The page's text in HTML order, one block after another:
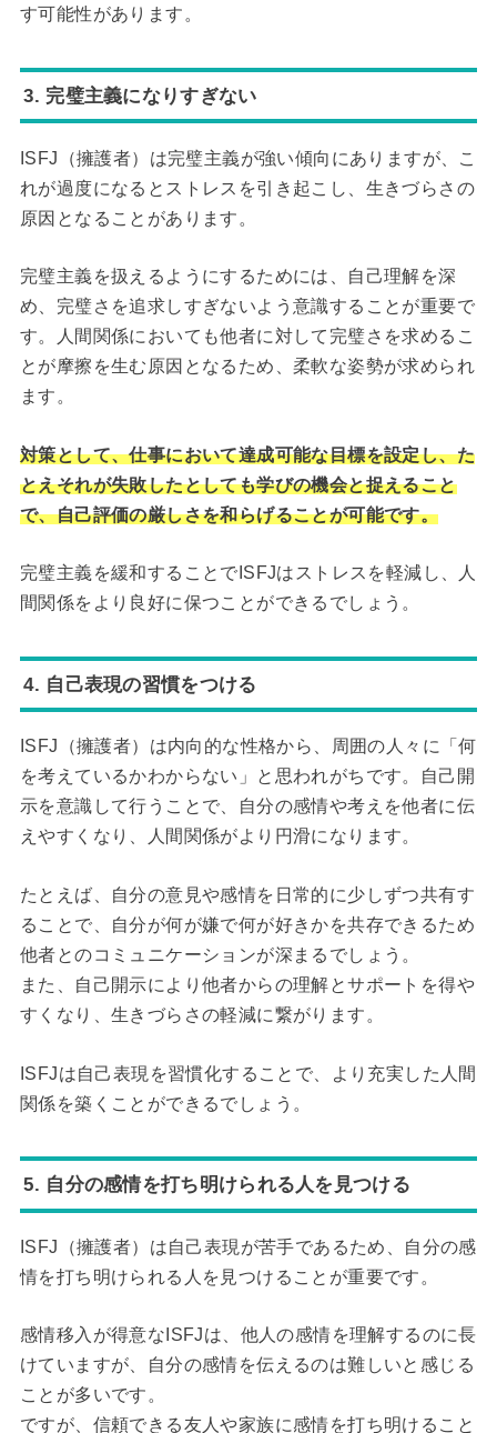
す可能性があります。
3. 完璧主義になりすぎない
ISFJ（擁護者）は完璧主義が強い傾向にありますが、こ
れが過度になるとストレスを引き起こし、生きづらさの
原因となることがあります。
完璧主義を扱えるようにするためには、自己理解を深
め、完璧さを追求しすぎないよう意識することが重要で
す。人間関係においても他者に対して完璧さを求めるこ
とが摩擦を生む原因となるため、柔軟な姿勢が求められ
ます。
対策として、仕事において達成可能な目標を設定し、た
とえそれが失敗したとしても学びの機会と捉えること
で、自己評価の厳しさを和らげることが可能です。
完璧主義を緩和することでISFJはストレスを軽減し、人
間関係をより良好に保つことができるでしょう。
4. 自己表現の習慣をつける
ISFJ（擁護者）は内向的な性格から、周囲の人々に「何
を考えているかわからない」と思われがちです。自己開
示を意識して行うことで、自分の感情や考えを他者に伝
えやすくなり、人間関係がより円滑になります。
たとえば、自分の意見や感情を日常的に少しずつ共有す
ることで、自分が何が嫌で何が好きかを共存できるため
他者とのコミュニケーションが深まるでしょう。
また、自己開示により他者からの理解とサポートを得や
すくなり、生きづらさの軽減に繋がります。
ISFJは自己表現を習慣化することで、より充実した人間
関係を築くことができるでしょう。
5. 自分の感情を打ち明けられる人を見つける
ISFJ（擁護者）は自己表現が苦手であるため、自分の感
情を打ち明けられる人を見つけることが重要です。
感情移入が得意なISFJは、他人の感情を理解するのに長
けていますが、自分の感情を伝えるのは難しいと感じる
ことが多いです。
ですが、信頼できる友人や家族に感情を打ち明けること